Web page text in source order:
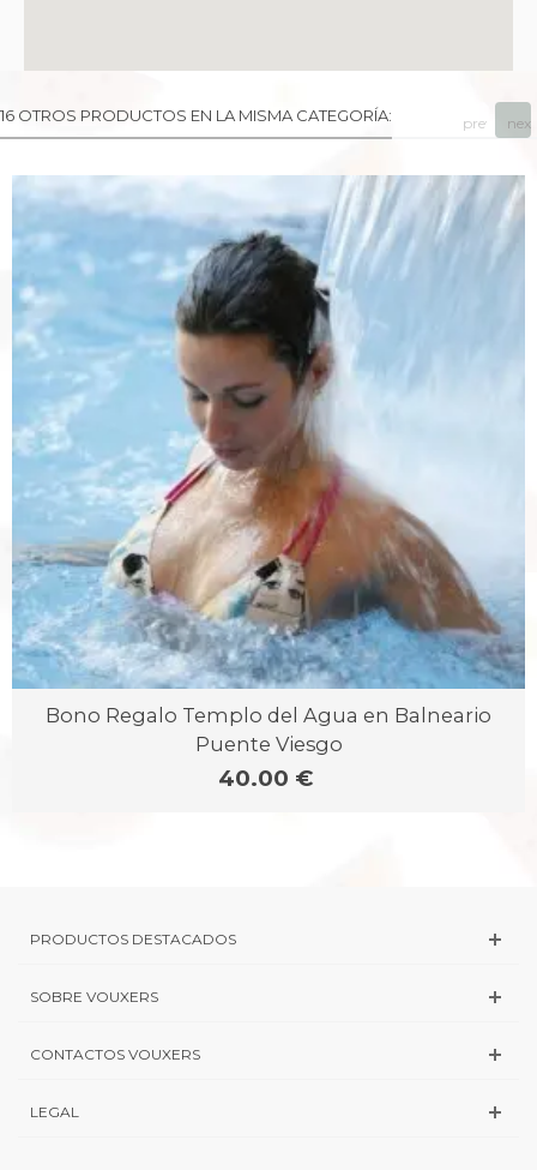
16 OTROS PRODUCTOS EN LA MISMA CATEGORÍA:
Bono Regalo Templo del Agua en Balneario
Puente Viesgo
40.00 €
prev next
PRODUCTOS DESTACADOS
SOBRE VOUXERS
CONTACTOS VOUXERS
LEGAL